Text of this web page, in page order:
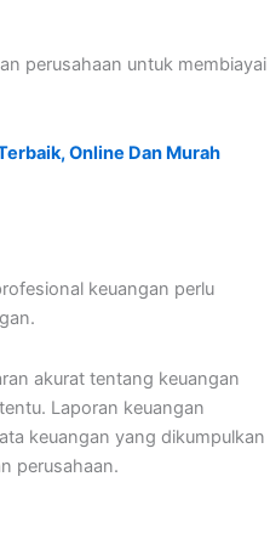
perusahaan untuk membiayai
Online Dan Murah
keuangan perlu
akurat tentang keuangan
Laporan keuangan
keuangan yang dikumpulkan
perusahaan.